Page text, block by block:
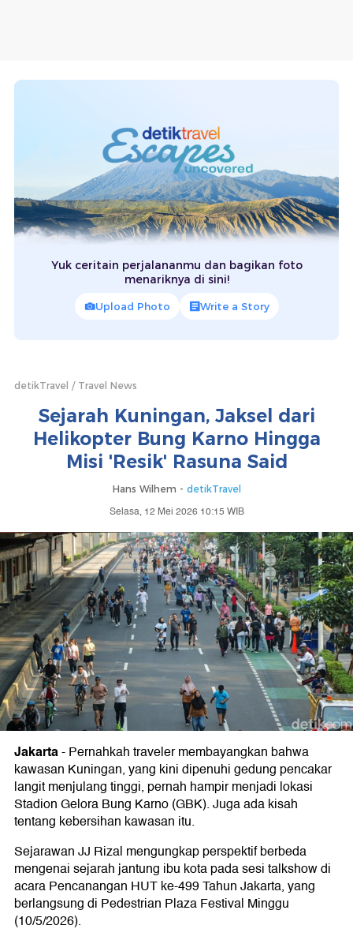
Yuk ceritain perjalananmu dan bagikan foto
menariknya di sini!
Upload Photo Write a Story
detikTravel Travel News
Sejarah Kuningan, Jaksel dari
Helikopter Bung Karno Hingga
Misi 'Resik' Rasuna Said
Hans Wilhem - detikTravel
Selasa, 12 Mei 2026 10:15 WIB
Jakarta-Pernahkah traveler membayangkan bahwa
kawasan Kuningan, yang kini dipenuhi gedung pencakar
langit menjulang tinggi, pernah hampir menjadi lokasi
Stadion Gelora Bung Karno (GBK). Juga ada kisah
tentang kebersihan kawasan itu.
Sejarawan JJ Rizal mengungkap perspektif berbeda
mengenai sejarah jantung ibu kota pada sesi talkshow di
acara Pencanangan HUT ke-499 Tahun Jakarta, yang
berlangsung di Pedestrian Plaza Festival Minggu
(10/5/2026).